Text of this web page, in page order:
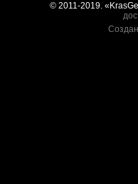
© 2011-2019.